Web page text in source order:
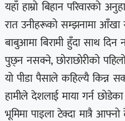
यहाँ हाम्रो बिहान परिवारको
रात उनीहरूको सम्झनामा
बाबुआमा बिरामी हुँदा साथ
पुछ्न नसक्ने, छोराछोरीको
यो पीडा पैसाले कहिल्यै किन्न
हामीले देशलाई माया गर्न
भूमिमा पाइला टेक्दा मात्रै